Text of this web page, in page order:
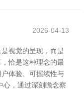
2026-04-13
视觉的呈现，而是
恰是这种理念的最
体验、可握续性与
心，通过深刻瞻念察